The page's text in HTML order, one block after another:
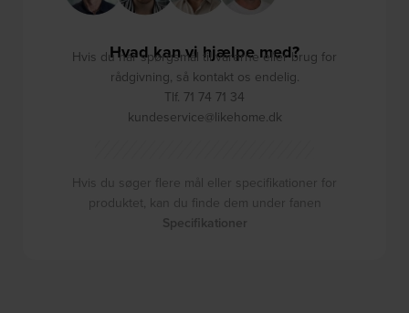
Hvad kan vi hjælpe med?
Hvis du har spørgsmål til varerne eller brug for
rådgivning, så kontakt os endelig.
Tlf. 71 74 71 34
kundeservice@likehome.dk
Hvis du søger flere mål eller specifikationer for
produktet, kan du finde dem under fanen
Specifikationer